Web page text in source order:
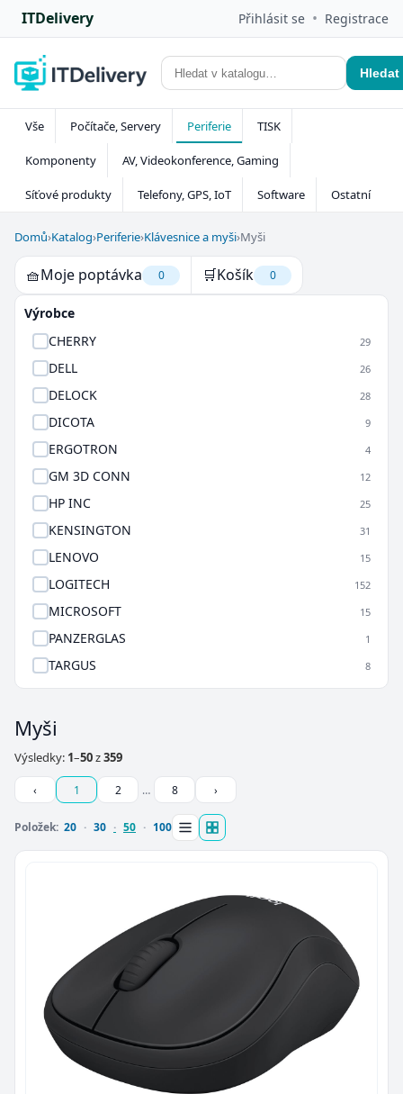
ITDelivery Přihlásit se • Registrace
Hledat
Vše Počítače, Servery Periferie TISK
Komponenty AV, Videokonference, Gaming
Síťové produkty Telefony, GPS, IoT Software Ostatní
Domů›Katalog›Periferie›Klávesnice a myši›Myši
🧺Moje poptávka 0 🛒Košík 0
Výrobce
CHERRY
29
DELL 26
DELOCK 28
DICOTA 9
ERGOTRON 4
GM 3D CONN 12
HP INC 25
KENSINGTON 31
LENOVO 15
LOGITECH 152
MICROSOFT 15
PANZERGLAS 1
TARGUS 8
Myši
Výsledky: 1–50z359
‹ 1 2 … 8 ›
Položek: 20 30 50 100